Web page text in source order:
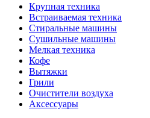
Крупная техника
Встраиваемая техника
Стиральные машины
Сушильные машины
Мелкая техника
Кофе
Вытяжки
Грили
Очистители воздуха
Аксессуары